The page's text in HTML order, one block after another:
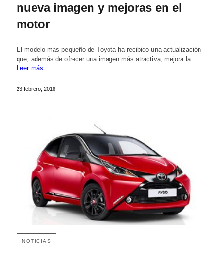
nueva imagen y mejoras en el
motor
El modelo más pequeño de Toyota ha recibido una actualización
que, además de ofrecer una imagen más atractiva, mejora la…
Leer más
23 febrero, 2018
NOTICIAS